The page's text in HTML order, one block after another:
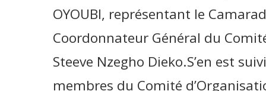
OYOUBI, représentant le
Coordonnateur Général du
Steeve Nzegho Dieko.S’en est
membres du Comité